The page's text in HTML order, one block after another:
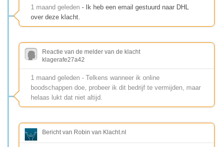
1 maand geleden - Ik heb een email gestuurd naar DHL
over deze klacht.
Reactie van de melder van de klacht
klagerafe27a42
1 maand geleden - Telkens wanneer ik online
boodschappen doe, probeer ik dit bedrijf te vermijden, maar
helaas lukt dat niet altijd.
Bericht van Robin van Klacht.nl